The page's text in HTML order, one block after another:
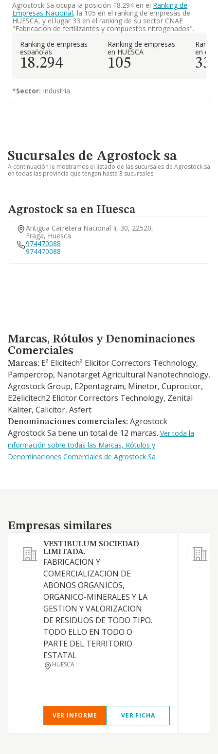
Agrostock Sa ocupa la posición 18.294 en el Ranking de
Empresas Nacional, la 105 en el ranking de empresas de
HUESCA, y el lugar 33 en el ranking de su sector CNAE
"Fabricación de fertilizantes y compuestos nitrogenados".
Ranking de empresas
españolas
18.294
Ranking de empresas
en HUESCA
105
en el
33
*Sector: Industria
Sucursales de Agrostock sa
A continuación le mostramos el listado de las sucursales de Agrostock sa
en todas las provincia que tengan hasta 3 sucursales.
Agrostock sa en Huesca
Antigua Carretera Nacional Ii, 30, 22520,
Fraga, Huesca
974470088
974470088
Marcas, Rótulos y Denominaciones Comerciales
Marcas, Rótulos y Denominaciones
Comerciales
Marcas: E² Elicitech² Elicitor Correctors Technology,
Pampercrop, Nanotarget Agricultural Nanotechnology,
Agrostock Group, E2pentagram, Minetor, Cuprocitor,
E2elicitech2 Elicitor Correctors Technology, Zenital
Kaliter, Calicitor, Asfert
Denominaciones comerciales: Agrostock
Agrostock Sa tiene un total de 12 marcas. Ver toda la
información sobre todas las Marcas, Rótulos y
Denominaciones Comerciales de Agrostock Sa
Empresas similares
Empresas similares
VESTIBULUM SOCIEDAD
LIMITADA.
FABRICACION Y
COMERCIALIZACION DE
ABONOS ORGANICOS,
ORGANICO-MINERALES Y LA
GESTION Y VALORIZACION
DE RESIDUOS DE TODO TIPO.
TODO ELLO EN TODO O
PARTE DEL TERRITORIO
ESTATAL
HUESCA
VER INFORME VER FICHA